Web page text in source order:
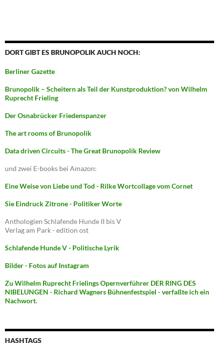
DORT GIBT ES BRUNOPOLIK AUCH NOCH:
Berliner Gazette
Brunopolik – Scheitern als Teil der Kunstproduktion? von Wilhelm
Ruprecht Frieling
Der Osnabrücker Friedenspanzer
The art rooms of Brunopolik
Data driven Circuits - The Great Brunopolik Review
und zwei E-books bei Amazon:
Eine Weise von Liebe und Tod - Rilke Wortcollage vom Cornet
Sie Eindruck Zitrone - Politiker Worte
Anthologien Schlafende Hunde II bis V
Verlag am Park - edition ost
Schlafende Hunde V - Politische Lyrik
Bilder - Fotos auf Instagram
Zu Wilhelm Ruprecht Frielings Opernverführer DER RING DES
NIBELUNGEN - Richard Wagners Bühnenfestspiel - verfaßte ich ein
Nachwort.
HASHTAGS